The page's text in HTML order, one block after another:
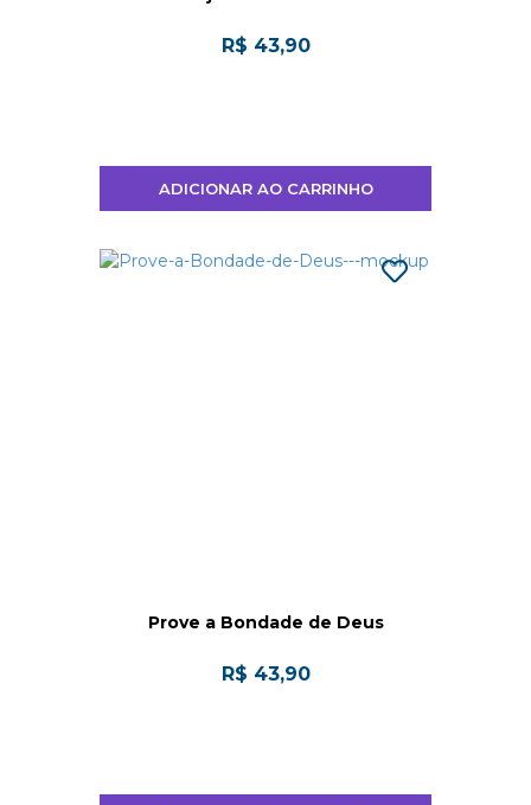
R$ 43,90
ADICIONAR AO CARRINHO
Prove a Bondade de Deus
R$ 43,90